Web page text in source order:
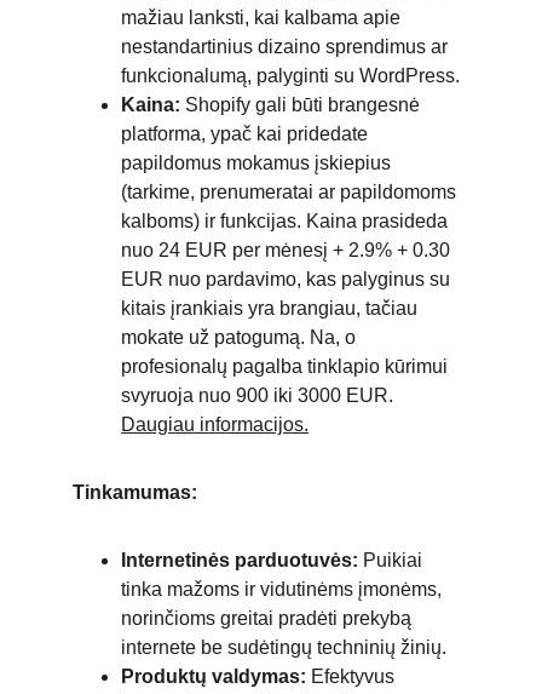
mažiau lanksti, kai kalbama apie
nestandartinius dizaino sprendimus ar
funkcionalumą, palyginti su WordPress.
Kaina: Shopify gali būti brangesnė
platforma, ypač kai pridedate
papildomus mokamus įskiepius
(tarkime, prenumeratai ar papildomoms
kalboms) ir funkcijas. Kaina prasideda
nuo 24 EUR per mėnesį + 2.9% + 0.30
EUR nuo pardavimo, kas palyginus su
kitais įrankiais yra brangiau, tačiau
mokate už patogumą. Na, o
profesionalų pagalba tinklapio kūrimui
svyruoja nuo 900 iki 3000 EUR.
Daugiau informacijos.
Tinkamumas:
Internetinės parduotuvės: Puikiai
tinka mažoms ir vidutinėms įmonėms,
norinčioms greitai pradėti prekybą
internete be sudėtingų techninių žinių.
Produktų valdymas: Efektyvus